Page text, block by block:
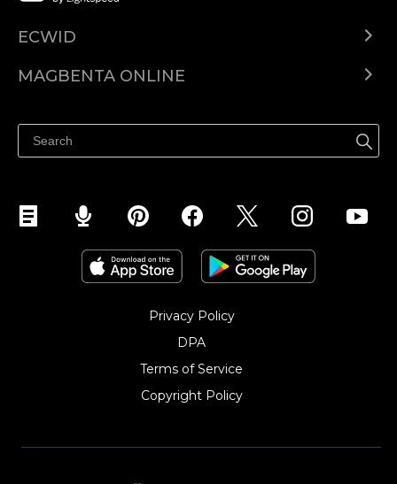
ECWID
Help center
MAGBENTA ONLINE
Ibenta sa Facebook
Privacy Policy
DPA
Terms of Service
Copyright Policy‎